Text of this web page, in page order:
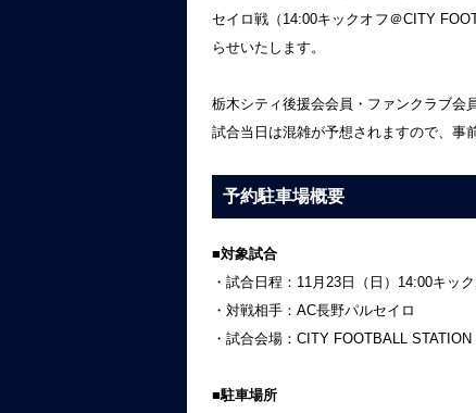
セイロ戦（14:00キックオフ＠CITY
らせいたします。
栃木シティ後援会会員・ファンクラブ会
試合当日は混雑が予想されますので、事
予約駐車場概要
■対象試合
・試合日程：11月23日（日）14:00キッ
・対戦相手：AC長野パルセイロ
・試合会場：CITY FOOTBALL STATION
■駐車場所